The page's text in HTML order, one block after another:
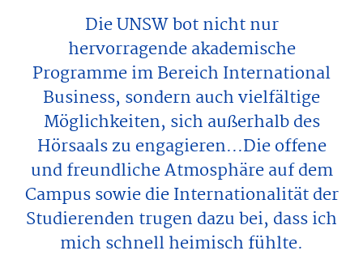
Die UNSW bot nicht nur
hervorragende akademische
Programme im Bereich International
Business, sondern auch vielfältige
Möglichkeiten, sich außerhalb des
Hörsaals zu engagieren...Die offene
und freundliche Atmosphäre auf dem
Campus sowie die Internationalität der
Studierenden trugen dazu bei, dass ich
mich schnell heimisch fühlte.